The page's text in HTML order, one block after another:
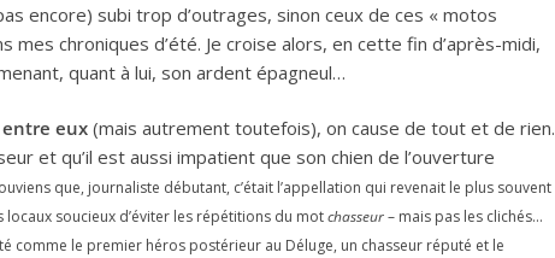
encore) subi trop d’outrages, sinon ceux de ces « motos
mes chroniques d’été. Je croise alors, en cette fin d’après-midi,
quant à lui, son ardent épagneul…
entre eux (mais autrement toutefois), on cause de tout et de rien.
et qu’il est aussi impatient que son chien de l’ouverture
que, journaliste débutant, c’était l’appellation qui revenait le plus souvent
soucieux d’éviter les répétitions du motchasseur– mais pas les clichés…
comme le premier héros postérieur au Déluge, un chasseur réputé et le